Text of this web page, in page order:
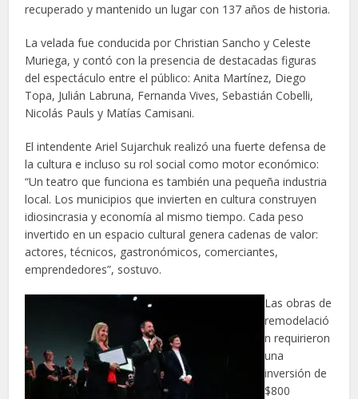
recuperado y mantenido un lugar con 137 años de historia.
La velada fue conducida por Christian Sancho y Celeste
Muriega, y contó con la presencia de destacadas figuras
del espectáculo entre el público: Anita Martínez, Diego
Topa, Julián Labruna, Fernanda Vives, Sebastián Cobelli,
Nicolás Pauls y Matías Camisani.
El intendente Ariel Sujarchuk realizó una fuerte defensa de
la cultura e incluso su rol social como motor económico:
“Un teatro que funciona es también una pequeña industria
local. Los municipios que invierten en cultura construyen
idiosincrasia y economía al mismo tiempo. Cada peso
invertido en un espacio cultural genera cadenas de valor:
actores, técnicos, gastronómicos, comerciantes,
emprendedores”, sostuvo.
Las obras de
remodelació
n requirieron
una
inversión de
$800